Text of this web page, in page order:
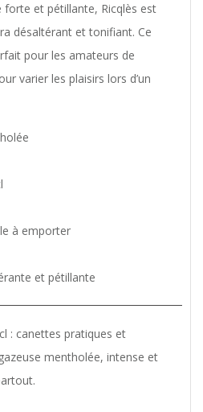
forte et pétillante, Ricqlès est
désaltérant et tonifiant. Ce
pour les amateurs de
varier les plaisirs lors d’un
à emporter
et pétillante
: canettes pratiques et
mentholée, intense et